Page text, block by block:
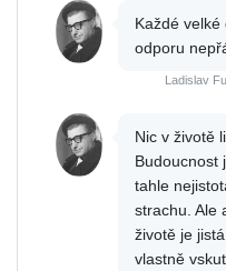
Každé
odporu
Ladislav
Nic v životě
Budoucnost
tahle
strachu. Ale
životě je
vlastně